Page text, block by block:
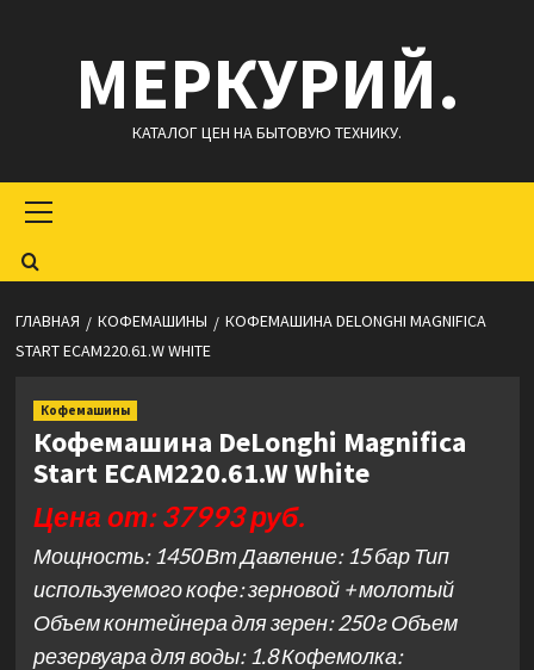
содержимомуМЕРКУРИЙ.
КАТАЛОГ ЦЕН НА БЫТОВУЮ ТЕХНИКУ.
меню
ГЛАВНАЯ КОФЕМАШИНЫ
КОФЕМАШИНА DELONGHI MAGNIFICA
START ECAM220.61.W WHITE
Кофемашины
Кофемашина DeLonghi Magnifica
Start ECAM220.61.W White
Цена от: 37993 руб.
Мощность: 1450 Вт Давление: 15 бар Тип
используемого кофе: зерновой + молотый
Объем контейнера для зерен: 250 г Объем
резервуара для воды: 1.8 Кофемолка: